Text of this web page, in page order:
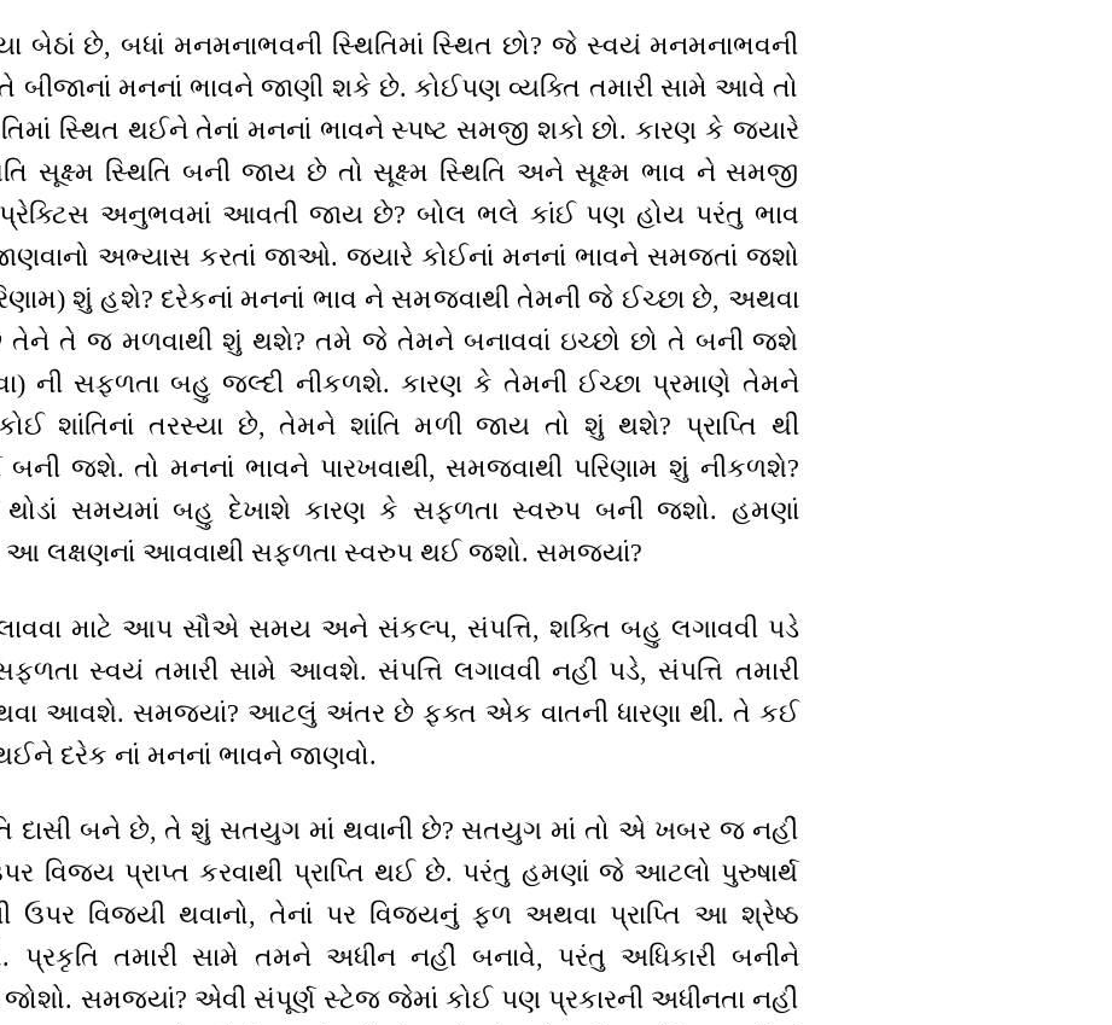
બેઠાં છે, બધાં મનમનાભવની સ્થિતિમાં સ્થિત છો? જે સ્વયં મનમનાભવની
તે બીજાનાં મનનાં ભાવને જાણી શકે છે. કોઈપણ વ્યક્તિ તમારી સામે આવે તો
સ્થિત થઈને તેનાં મનનાં ભાવને સ્પષ્ટ સમજી શકો છો. કારણ કે જ્યારે
સૂક્ષ્મ સ્થિતિ બની જાય છે તો સૂક્ષ્મ સ્થિતિ અને સૂક્ષ્મ ભાવ ને સમજી
અનુભવમાં આવતી જાય છે? બોલ ભલે કાંઈ પણ હોય પરંતુ ભાવ
અભ્યાસ કરતાં જાઓ. જ્યારે કોઈનાં મનનાં ભાવને સમજતાં જશો
શું હશે? દરેકનાં મનનાં ભાવ ને સમજવાથી તેમની જે ઈચ્છા છે, અથવા
છે તેને તે જ મળવાથી શું થશે? તમે જે તેમને બનાવવાં ઇચ્છો છો તે બની જશે
ની સફળતા બહુ જલ્દી નીકળશે. કારણ કે તેમની ઈચ્છા પ્રમાણે તેમને
શાંતિનાં તરસ્યા છે, તેમને શાંતિ મળી જાય તો શું થશે? પ્રાપ્તિ થી
બની જશે. તો મનનાં ભાવને પારખવાથી, સમજવાથી પરિણામ શું નીકળશે?
થોડાં સમયમાં બહુ દેખાશે કારણ કે સફળતા સ્વરુપ બની જશો. હમણાં
આ લક્ષણનાં આવવાથી સફળતા સ્વરુપ થઈ જશો. સમજ્યાં?
માટે આપ સૌએ સમય અને સંકલ્પ, સંપત્તિ, શક્તિ બહુ લગાવવી પડે
સ્વયં તમારી સામે આવશે. સંપત્તિ લગાવવી નહીં પડે, સંપત્તિ તમારી
થવા આવશે. સમજ્યાં? આટલું અંતર છે ફક્ત એક વાતની ધારણા થી. તે કઈ
દરેક નાં મનનાં ભાવને જાણવો.
દાસી બને છે, તે શું સતયુગ માં થવાની છે? સતયુગ માં તો એ ખબર જ નહીં
વિજય પ્રાપ્ત કરવાથી પ્રાપ્તિ થઈ છે. પરંતુ હમણાં જે આટલો પુરુષાર્થ
ઉપર વિજયી થવાનો, તેનાં પર વિજયનું ફળ અથવા પ્રાપ્તિ આ શ્રેષ્ઠ
પ્રકૃતિ તમારી સામે તમને અધીન નહીં બનાવે, પરંતુ અધિકારી બનીને
જોશો. સમજ્યાં? એવી સંપૂર્ણ સ્ટેજ જેમાં કોઈ પણ પ્રકારની અધીનતા નહીં